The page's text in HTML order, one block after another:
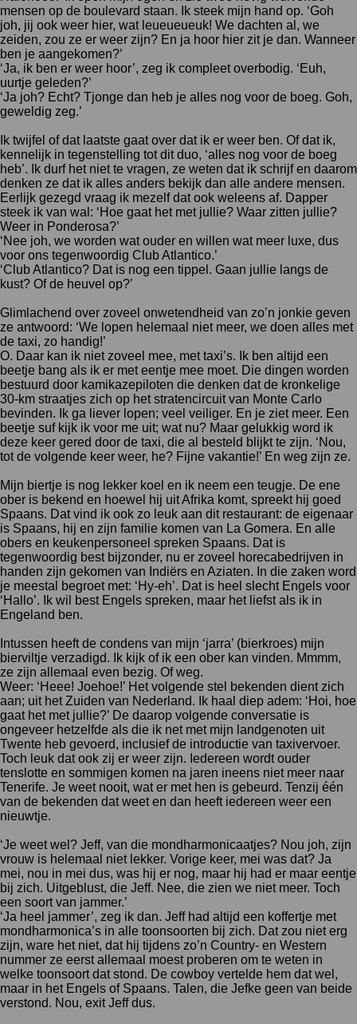
mensen op de boulevard staan. Ik steek mijn hand op. ‘Goh
joh, jij ook weer hier, wat leueueueuk! We dachten al, we
zeiden, zou ze er weer zijn? En ja hoor hier zit je dan. Wanneer
ben je aangekomen?’
‘Ja, ik ben er weer hoor’, zeg ik compleet overbodig. ‘Euh,
uurtje geleden?’
‘Ja joh? Echt? Tjonge dan heb je alles nog voor de boeg. Goh,
geweldig zeg.’
Ik twijfel of dat laatste gaat over dat ik er weer ben. Of dat ik,
kennelijk in tegenstelling tot dit duo, ‘alles nog voor de boeg
heb’. Ik durf het niet te vragen, ze weten dat ik schrijf en daarom
denken ze dat ik alles anders bekijk dan alle andere mensen.
Eerlijk gezegd vraag ik mezelf dat ook weleens af. Dapper
steek ik van wal: ‘Hoe gaat het met jullie? Waar zitten jullie?
Weer in Ponderosa?’
‘Nee joh, we worden wat ouder en willen wat meer luxe, dus
voor ons tegenwoordig Club Atlantico.’
‘Club Atlantico? Dat is nog een tippel. Gaan jullie langs de
kust? Of de heuvel op?’
Glimlachend over zoveel onwetendheid van zo’n jonkie geven
ze antwoord: ‘We lopen helemaal niet meer, we doen alles met
de taxi, zo handig!’
O. Daar kan ik niet zoveel mee, met taxi’s. Ik ben altijd een
beetje bang als ik er met eentje mee moet. Die dingen worden
bestuurd door kamikazepiloten die denken dat de kronkelige
30-km straatjes zich op het stratencircuit van Monte Carlo
bevinden. Ik ga liever lopen; veel veiliger. En je ziet meer. Een
beetje suf kijk ik voor me uit; wat nu? Maar gelukkig word ik
deze keer gered door de taxi, die al besteld blijkt te zijn. ‘Nou,
tot de volgende keer weer, he? Fijne vakantie!’ En weg zijn ze.
Mijn biertje is nog lekker koel en ik neem een teugje. De ene
ober is bekend en hoewel hij uit Afrika komt, spreekt hij goed
Spaans. Dat vind ik ook zo leuk aan dit restaurant: de eigenaar
is Spaans, hij en zijn familie komen van La Gomera. En alle
obers en keukenpersoneel spreken Spaans. Dat is
tegenwoordig best bijzonder, nu er zoveel horecabedrijven in
handen zijn gekomen van Indiërs en Aziaten. In die zaken word
je meestal begroet met: ‘Hy-eh’. Dat is heel slecht Engels voor
‘Hallo’. Ik wil best Engels spreken, maar het liefst als ik in
Engeland ben.
Intussen heeft de condens van mijn ‘jarra’ (bierkroes) mijn
bierviltje verzadigd. Ik kijk of ik een ober kan vinden. Mmmm,
ze zijn allemaal even bezig. Of weg.
Weer: ‘Heee! Joehoe!’ Het volgende stel bekenden dient zich
aan; uit het Zuiden van Nederland. Ik haal diep adem: ‘Hoi, hoe
gaat het met jullie?’ De daarop volgende conversatie is
ongeveer hetzelfde als die ik net met mijn landgenoten uit
Twente heb gevoerd, inclusief de introductie van taxivervoer.
Toch leuk dat ook zij er weer zijn. Iedereen wordt ouder
tenslotte en sommigen komen na jaren ineens niet meer naar
Tenerife. Je weet nooit, wat er met hen is gebeurd. Tenzij één
van de bekenden dat weet en dan heeft iedereen weer een
nieuwtje.
‘Je weet wel? Jeff, van die mondharmonicaatjes? Nou joh, zijn
vrouw is helemaal niet lekker. Vorige keer, mei was dat? Ja
mei, nou in mei dus, was hij er nog, maar hij had er maar eentje
bij zich. Uitgeblust, die Jeff. Nee, die zien we niet meer. Toch
een soort van jammer.’
‘Ja heel jammer’, zeg ik dan. Jeff had altijd een koffertje met
mondharmonica’s in alle toonsoorten bij zich. Dat zou niet erg
zijn, ware het niet, dat hij tijdens zo’n Country- en Western
nummer ze eerst allemaal moest proberen om te weten in
welke toonsoort dat stond. De cowboy vertelde hem dat wel,
maar in het Engels of Spaans. Talen, die Jefke geen van beide
verstond. Nou, exit Jeff dus.